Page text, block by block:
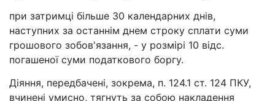
при затримці більше 30 календарних днів,
наступних за останнім днем строку сплати суми
грошового зобов'язання, - у розмірі 10 відс.
погашеної суми податкового боргу.
Діяння, передбачені, зокрема, п. 124.1 ст. 124 ПКУ,
вчинені умисно, тягнуть за собою накладення